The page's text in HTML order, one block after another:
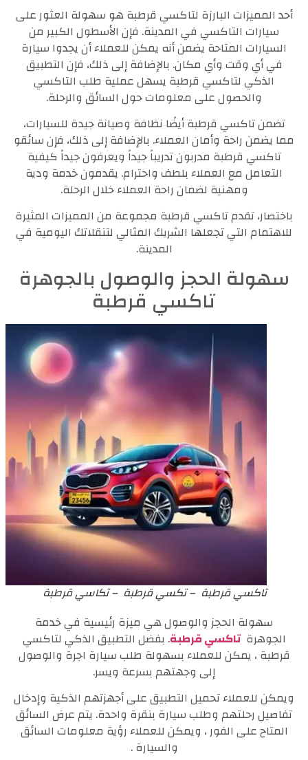
أحد المميزات البارزة لتاكسي قرطبة هو سهولة العثور على
سيارات التاكسي في المدينة. فإن الأسطول الكبير من
السيارات المتاحة يضمن أنه يمكن للعملاء أن يجدوا سيارة
في أي وقت وأي مكان. بالإضافة إلى ذلك، فإن التطبيق
الذكي لتاكسي قرطبة يسهل عملية طلب التاكسي
والحصول على معلومات حول السائق والرحلة.
تضمن تاكسي قرطبة أيضًا نظافة وصيانة جيدة للسيارات،
مما يضمن راحة وأمان العملاء. بالإضافة إلى ذلك، فإن سائقو
تاكسي قرطبة مدربون تدريباً جيداً ويعرفون جيداً كيفية
التعامل مع العملاء بلطف واحترام. يقدمون خدمة ودية
ومهنية لضمان راحة العملاء خلال الرحلة.
باختصار، تقدم تاكسي قرطبة مجموعة من المميزات المثيرة
للاهتمام التي تجعلها الشريك المثالي لتنقلاتك اليومية في
المدينة.
سهولة الحجز والوصول بالجوهرة
تاكسي قرطبة
تاكسي قرطبة – تكسي قرطبة – تكاسي قرطبة
سهولة الحجز والوصول هي ميزة رئيسية في خدمة
الجوهرةتاكسي قرطبة. بفضل التطبيق الذكي لتاكسي
قرطبة ، يمكن للعملاء بسهولة طلب سيارة اجرة والوصول
إلى وجهتهم بسرعة ويسر.
ويمكن للعملاء تحميل التطبيق على أجهزتهم الذكية وإدخال
تفاصيل رحلتهم وطلب سيارة بنقرة واحدة. يتم عرض السائق
المتاح على الفور ، ويمكن للعملاء رؤية معلومات السائق
والسيارة .